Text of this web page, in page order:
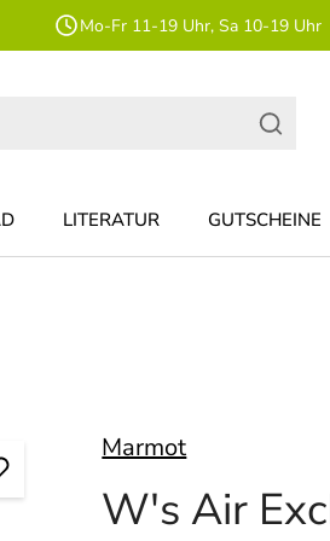
Mo-Fr 11-19 Uhr, Sa 10-19 Uhr
LITERATUR GUTSCHEINE
Marmot
W's Air